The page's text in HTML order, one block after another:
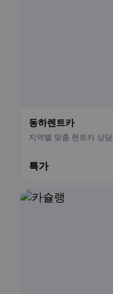
동하렌트카
지역별 맞춤 렌트카 상담
특가